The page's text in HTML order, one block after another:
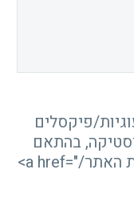
פיקסלים
בהתאם